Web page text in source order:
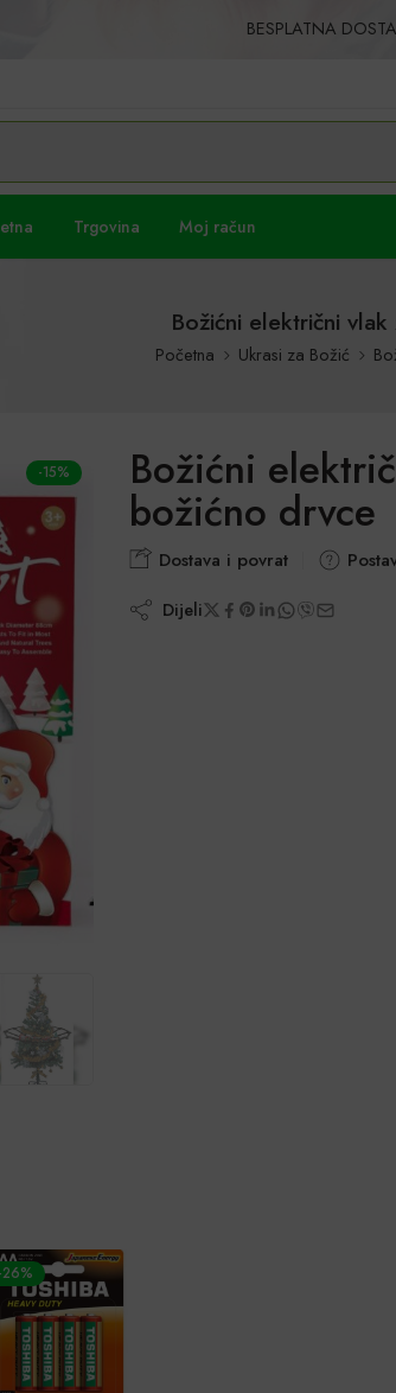
BESPLATNA
Trgovina Moj račun
Božićni električni
Početna Ukrasi za Božić
-15% Božićni
božićno drvce
Dostava i povrat
Dijeli
-26%